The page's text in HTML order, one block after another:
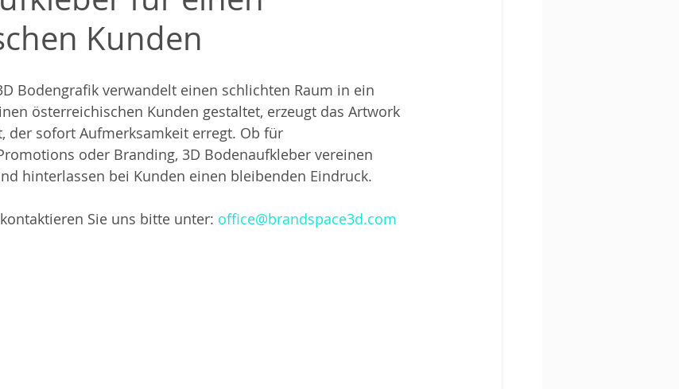
Kunden
Bodengrafik verwandelt einen schlichten Raum in ein
österreichischen Kunden gestaltet, erzeugt das Artwork
der sofort Aufmerksamkeit erregt. Ob für
oder Branding, 3D Bodenaufkleber vereinen
hinterlassen bei Kunden einen bleibenden Eindruck.
Sie uns bitte unter: office@brandspace3d.com